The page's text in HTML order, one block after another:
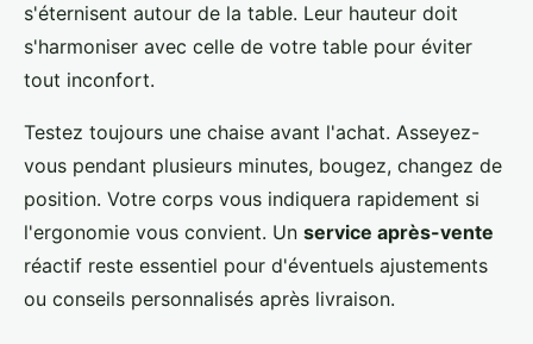
s'éternisent autour de la table. Leur hauteur doit
s'harmoniser avec celle de votre table pour éviter
tout inconfort.
Testez toujours une chaise avant l'achat. Asseyez-
vous pendant plusieurs minutes, bougez, changez de
position. Votre corps vous indiquera rapidement si
l'ergonomie vous convient. Un service après-vente
réactif reste essentiel pour d'éventuels ajustements
ou conseils personnalisés après livraison.